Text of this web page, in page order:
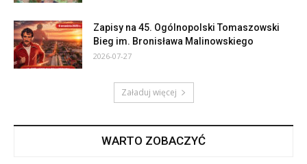
Zapisy na 45. Ogólnopolski Tomaszowski
Bieg im. Bronisława Malinowskiego
2026-07-27
Załaduj więcej
WARTO ZOBACZYĆ